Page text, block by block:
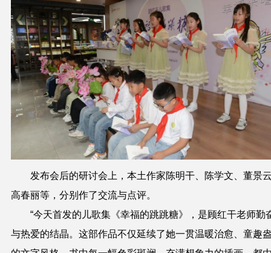
发布会后的研讨会上，本土作家陈明干、陈学文、董景
高春丽等，分别作了交流与点评。
“今天首发的儿歌集《幸福的跳跳糖》，是顾红干老师勤
与热爱的结晶。这部作品不仅延续了她一贯温暖治愈、童趣